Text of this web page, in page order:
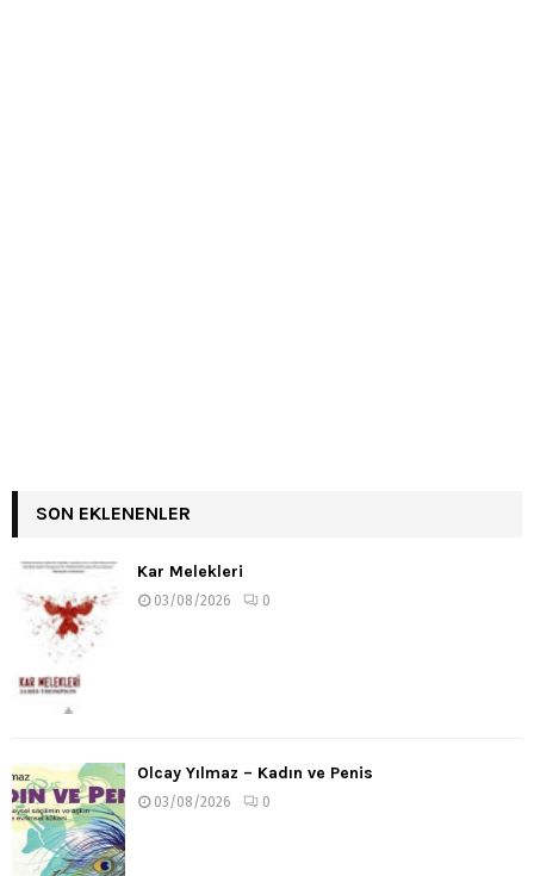
SON EKLENENLER
Kar Melekleri
03/08/2026 0
Olcay Yılmaz – Kadın ve Penis
03/08/2026 0